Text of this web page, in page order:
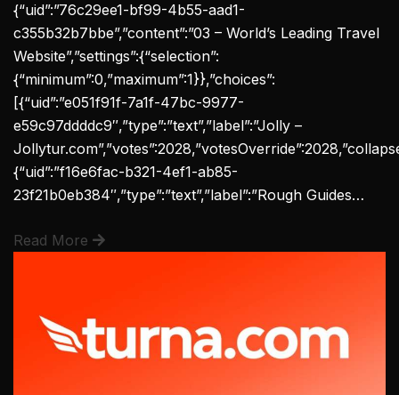
{“uid”:”76c29ee1-bf99-4b55-aad1-
c355b32b7bbe”,”content”:”03 – World’s Leading Travel
Website”,”settings”:{“selection”:
{“minimum”:0,”maximum”:1}},”choices”:
[{“uid”:”e051f91f-7a1f-47bc-9977-
e59c97ddddc9″,”type”:”text”,”label”:”Jolly –
{“uid”:”f16e6fac-b321-4ef1-ab85-
23f21b0eb384″,”type”:”text”,”label”:”Rough Guides…
Read More